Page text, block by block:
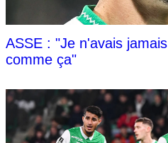
ASSE : "Je n'avais
comme ça"